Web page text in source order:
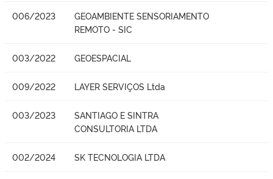
006/2023
GEOAMBIENTE SENSORIAMENTO
REMOTO - SIC
003/2022 GEOESPACIAL
009/2022 LAYER SERVIÇOS Ltda
003/2023
SANTIAGO E SINTRA
CONSULTORIA LTDA
002/2024 SK TECNOLOGIA LTDA